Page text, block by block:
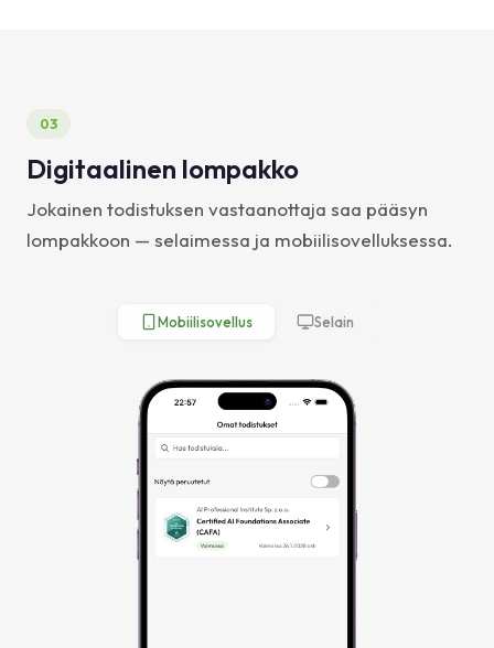
03
Digitaalinen lompakko
Jokainen todistuksen vastaanottaja saa pääsyn
lompakkoon — selaimessa ja mobiilisovelluksessa.
Mobiilisovellus Selain